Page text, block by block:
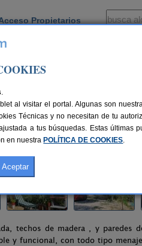
Propietarios
techos de madera , y paredes
y funcional, con todo tipo
.
al visitar el portal. Algunas son
Técnicas y no necesitan de tu
a tus búsquedas. Estas últimas
en nuestra POLÍTICA DE COOKIES.